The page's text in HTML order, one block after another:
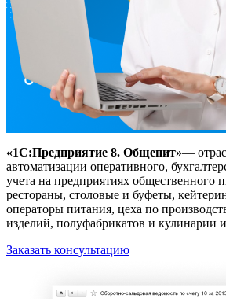
«1C:Предприятие 8. Общепит»—
автоматизации оперативного,
учета на предприятиях общественного
рестораны, столовые и буфеты,
операторы питания, цеха по
изделий, полуфабрикатов и кулинарии
Заказать консультацию